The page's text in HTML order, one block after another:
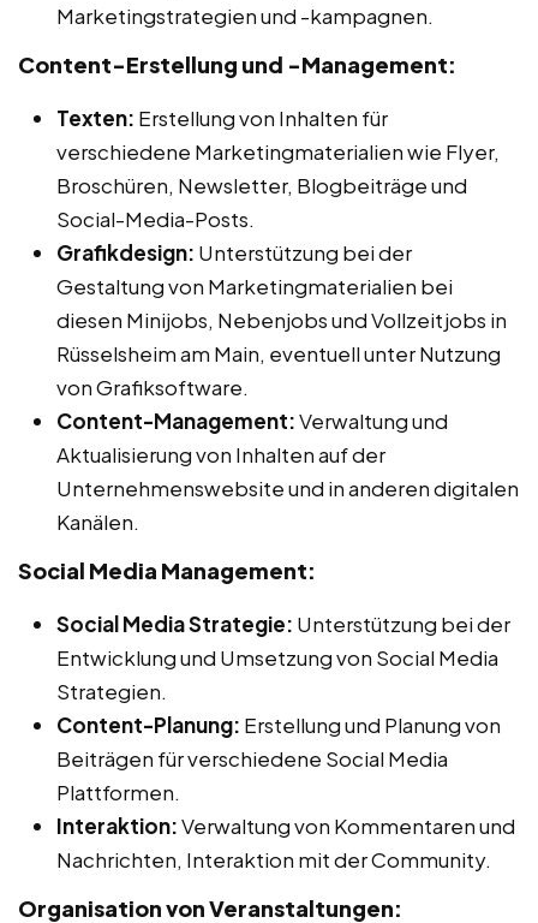
Marketingstrategien und -kampagnen.
Content-Erstellung und -Management:
Texten: Erstellung von Inhalten für
verschiedene Marketingmaterialien wie Flyer,
Broschüren, Newsletter, Blogbeiträge und
Social-Media-Posts.
Grafikdesign: Unterstützung bei der
Gestaltung von Marketingmaterialien bei
diesen Minijobs, Nebenjobs und Vollzeitjobs in
Rüsselsheim am Main, eventuell unter Nutzung
von Grafiksoftware.
Content-Management:Verwaltung und
Aktualisierung von Inhalten auf der
Unternehmenswebsite und in anderen digitalen
Kanälen.
Social Media Management:
Social Media Strategie: Unterstützung bei der
Entwicklung und Umsetzung von Social Media
Strategien.
Content-Planung: Erstellung und Planung von
Beiträgen für verschiedene Social Media
Plattformen.
Interaktion:Verwaltung von Kommentaren und
Nachrichten, Interaktion mit der Community.
Organisation von Veranstaltungen: